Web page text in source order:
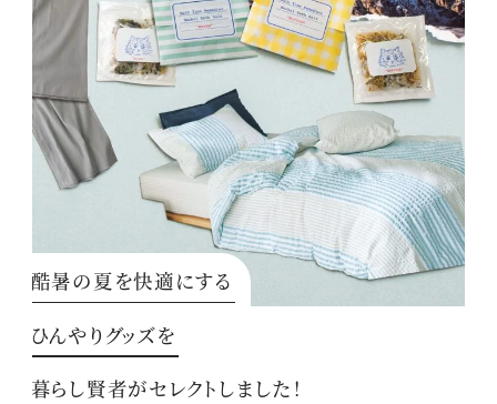
酷暑の夏を快適にする
ひんやりグッズを
暮らし賢者がセレクトしました！